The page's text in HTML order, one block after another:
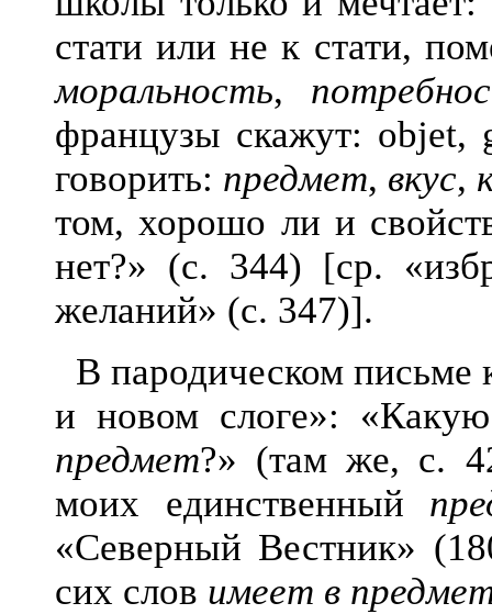
стати или не к стати,
моральность,
французы скажут: objet,
говорить: предмет, вкус,
том, хорошо ли и
нет?» (с. 344) [ср.
желаний» (с. 347)].
В пародическом письме
и новом слоге»:
предмет?» (там же, с.
моих единственный
«Северный Вестник»
сих слов имеет в